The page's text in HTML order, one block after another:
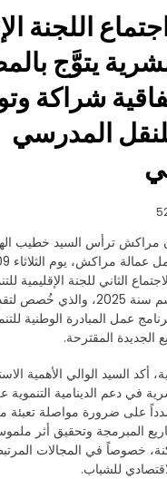
اللجنة
يتوَّج
المدرسي
مراكش ترأس السيد خطيب
الثاني للجنة الإقليمية
لعمالة مراكش برسم سنة 2025،
عمل المبادرة الوطنية
الجديدة المقترحة.
أكد السيد الوالي الأهمية
في دعم الدينامية
على ضرورة مواصلة تعبئة
المبرمجة وتحقيق أثر
خصوصاً في المجالات
للشباب.